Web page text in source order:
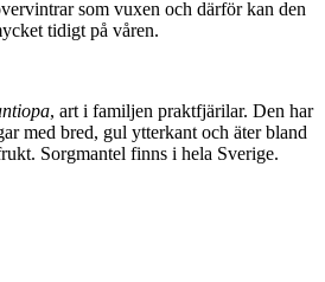
som vuxen och därför kan den
tidigt på våren.
, art i familjen praktfjärilar. Den har
med bred, gul ytterkant och äter bland
Sorgmantel finns i hela Sverige.